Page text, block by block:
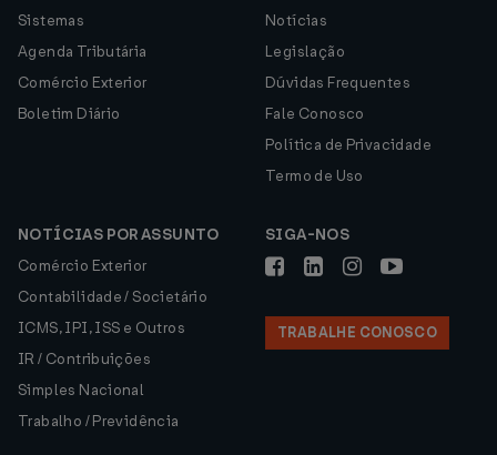
Sistemas
Agenda Tributária
Comércio Exterior
Boletim Diário
Notícias
Legislação
Dúvidas Frequentes
Fale Conosco
Política de Privacidade
Termo de Uso
NOTÍCIAS POR ASSUNTO
Comércio Exterior
Contabilidade / Societário
ICMS, IPI, ISS e Outros
IR / Contribuições
Simples Nacional
Trabalho / Previdência
SIGA-NOS
TRABALHE CONOSCO